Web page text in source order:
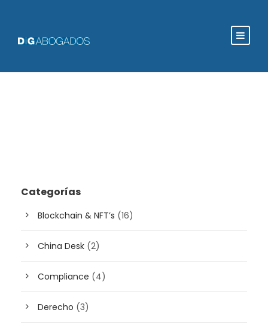
Categorías
Blockchain & NFT’s (16)
China Desk (2)
Compliance (4)
Derecho (3)